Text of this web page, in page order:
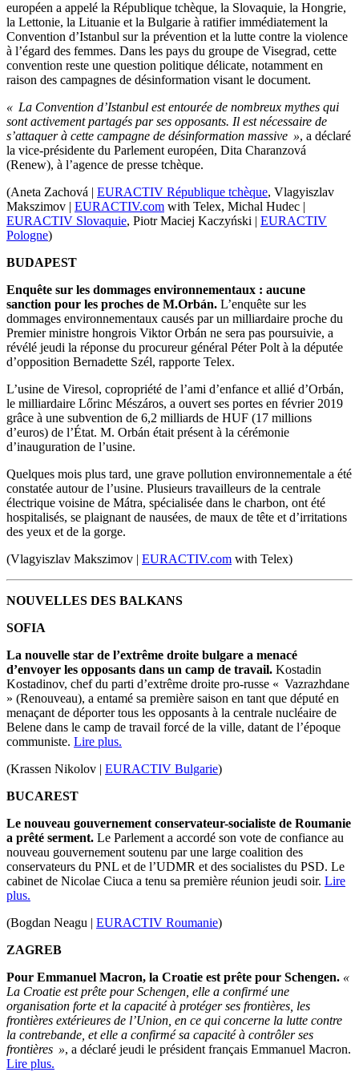
européen a appelé la République tchèque, la Slovaquie, la Hongrie,
la Lettonie, la Lituanie et la Bulgarie à ratifier immédiatement la
Convention d’Istanbul sur la prévention et la lutte contre la violence
à l’égard des femmes. Dans les pays du groupe de Visegrad, cette
convention reste une question politique délicate, notamment en
raison des campagnes de désinformation visant le document.
« La Convention d’Istanbul est entourée de nombreux mythes qui
sont activement partagés par ses opposants. Il est nécessaire de
s’attaquer à cette campagne de désinformation massive », a déclaré
la vice-présidente du Parlement européen, Dita Charanzová
(Renew), à l’agence de presse tchèque.
(Aneta Zachová | EURACTIV République tchèque, Vlagyiszlav
Makszimov | EURACTIV.com with Telex, Michal Hudec |
EURACTIV Slovaquie, Piotr Maciej Kaczyński | EURACTIV
Pologne)
BUDAPEST
Enquête sur les dommages environnementaux : aucune
sanction pour les proches de M.Orbán. L’enquête sur les
dommages environnementaux causés par un milliardaire proche du
Premier ministre hongrois Viktor Orbán ne sera pas poursuivie, a
révélé jeudi la réponse du procureur général Péter Polt à la députée
d’opposition Bernadette Szél, rapporte Telex.
L’usine de Viresol, copropriété de l’ami d’enfance et allié d’Orbán,
le milliardaire Lőrinc Mészáros, a ouvert ses portes en février 2019
grâce à une subvention de 6,2 milliards de HUF (17 millions
d’euros) de l’État. M. Orbán était présent à la cérémonie
d’inauguration de l’usine.
Quelques mois plus tard, une grave pollution environnementale a été
constatée autour de l’usine. Plusieurs travailleurs de la centrale
électrique voisine de Mátra, spécialisée dans le charbon, ont été
hospitalisés, se plaignant de nausées, de maux de tête et d’irritations
des yeux et de la gorge.
(Vlagyiszlav Makszimov | EURACTIV.com with Telex)
NOUVELLES DES BALKANS
SOFIA
La nouvelle star de l’extrême droite bulgare a menacé
d’envoyer les opposants dans un camp de travail. Kostadin
Kostadinov, chef du parti d’extrême droite pro-russe « Vazrazhdane
» (Renouveau), a entamé sa première saison en tant que député en
menaçant de déporter tous les opposants à la centrale nucléaire de
Belene dans le camp de travail forcé de la ville, datant de l’époque
communiste. Lire plus.
(Krassen Nikolov | EURACTIV Bulgarie)
BUCAREST
Le nouveau gouvernement conservateur-socialiste de Roumanie
a prêté serment. Le Parlement a accordé son vote de confiance au
nouveau gouvernement soutenu par une large coalition des
conservateurs du PNL et de l’UDMR et des socialistes du PSD. Le
cabinet de Nicolae Ciuca a tenu sa première réunion jeudi soir. Lire
plus.
(Bogdan Neagu | EURACTIV Roumanie)
ZAGREB
Pour Emmanuel Macron, la Croatie est prête pour Schengen. «
La Croatie est prête pour Schengen, elle a confirmé une
organisation forte et la capacité à protéger ses frontières, les
frontières extérieures de l’Union, en ce qui concerne la lutte contre
la contrebande, et elle a confirmé sa capacité à contrôler ses
frontières », a déclaré jeudi le président français Emmanuel Macron.
Lire plus.